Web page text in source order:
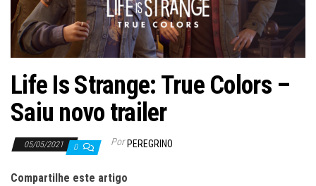
Life Is Strange: True Colors –
Saiu novo trailer
05/05/2021 0 Por PEREGRINO
Compartilhe este artigo